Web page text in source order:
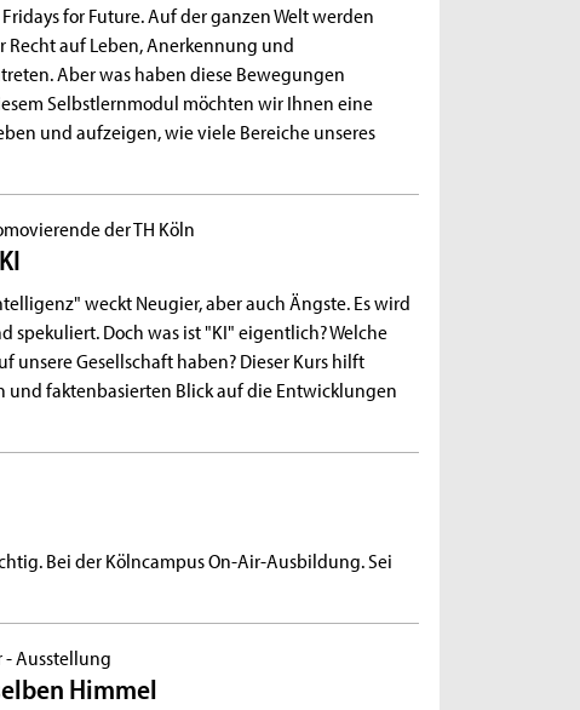
for Future. Auf der ganzen Welt werden
Recht auf Leben, Anerkennung und
Aber was haben diese Bewegungen
Selbstlernmodul möchten wir Ihnen eine
und aufzeigen, wie viele Bereiche unseres
der TH Köln
weckt Neugier, aber auch Ängste. Es wird
spekuliert. Doch was ist "KI" eigentlich? Welche
unsere Gesellschaft haben? Dieser Kurs hilft
und faktenbasierten Blick auf die Entwicklungen
Bei der Kölncampus On-Air-Ausbildung. Sei
-Ausstellung
Himmel